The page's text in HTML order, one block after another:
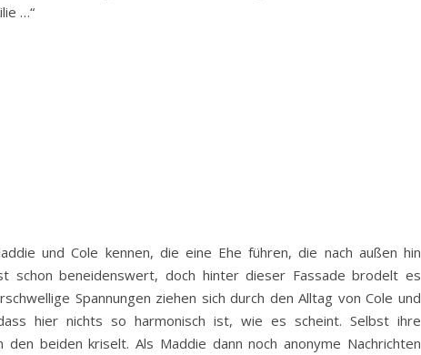
…“
und Cole kennen, die eine Ehe führen, die nach außen hin
schon beneidenswert, doch hinter dieser Fassade brodelt es
Spannungen ziehen sich durch den Alltag von Cole und
hier nichts so harmonisch ist, wie es scheint. Selbst ihre
beiden kriselt. Als Maddie dann noch anonyme Nachrichten